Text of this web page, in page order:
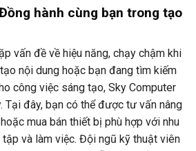
hành cùng bạn trong tạo
vấn đề về hiệu năng, chạy chậm khi
nội dung hoặc bạn đang tìm kiếm
công việc sáng tạo, Sky Computer
Tại đây, bạn có thể được tư vấn nâng
mua bán thiết bị phù hợp với nhu
tập và làm việc. Đội ngũ kỹ thuật viên